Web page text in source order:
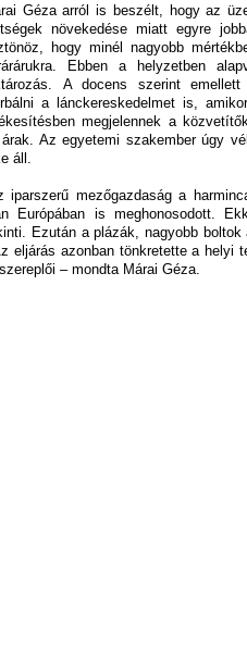
Géza arról is beszélt, hogy az
növekedése miatt egyre
hogy minél nagyobb
Ebben a helyzetben
A docens szerint emellett
a lánckereskedelmet is,
megjelennek a
Az egyetemi szakember úgy
áll.
mezőgazdaság a
Európában is meghonosodott.
Ezután a plázák, nagyobb
eljárás azonban tönkretette a helyi
– mondta Márai Géza.